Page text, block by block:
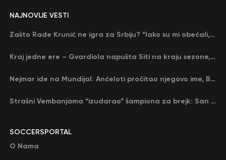
SOCCERSPORTAL
O Nama
NAJNOVIJE VESTI
Zašto Rade Krunić ne igra za Srbiju? “Iako su mi obećali, niko me nije zvao…”
Kraj jedne ere – Gvardiola napušta Siti na kraju sezone, menja ga njegov nekadašnji rival
Nejmar ide na Mundijal: Anćeloti pročitao njegovo ime, Brazil u delirijumu (VIDEO)
Strašni Vembanjama “izudarao” šampiona za brejk: San Antonio poveo protiv Oklahome